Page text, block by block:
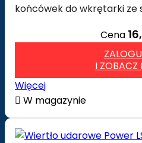
końcówek do wkrętarki ze
Cena
I ZOBACZ
Więcej
 W magazynie